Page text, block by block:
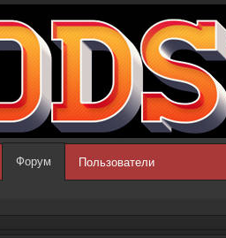
Форум Пользователи